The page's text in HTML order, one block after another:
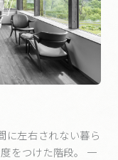
に左右されない暮ら